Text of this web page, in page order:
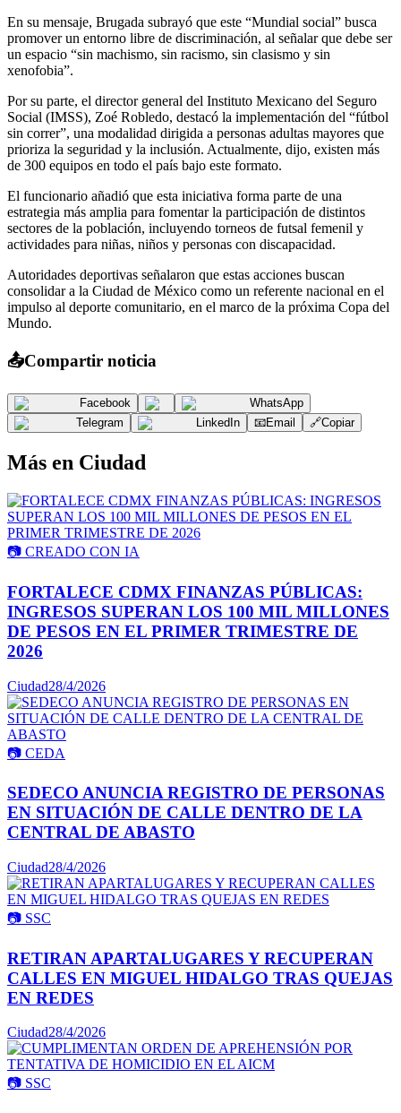
En su mensaje, Brugada subrayó que este “Mundial social” busca
promover un entorno libre de discriminación, al señalar que debe ser
un espacio “sin machismo, sin racismo, sin clasismo y sin
xenofobia”.
Por su parte, el director general del Instituto Mexicano del Seguro
Social (IMSS), Zoé Robledo, destacó la implementación del “fútbol
sin correr”, una modalidad dirigida a personas adultas mayores que
prioriza la seguridad y la inclusión. Actualmente, dijo, existen más
de 300 equipos en todo el país bajo este formato.
El funcionario añadió que esta iniciativa forma parte de una
estrategia más amplia para fomentar la participación de distintos
sectores de la población, incluyendo torneos de futsal femenil y
actividades para niñas, niños y personas con discapacidad.
Autoridades deportivas señalaron que estas acciones buscan
consolidar a la Ciudad de México como un referente nacional en el
impulso al deporte comunitario, en el marco de la próxima Copa del
Mundo.
📤Compartir noticia
Facebook
WhatsApp
Telegram
LinkedIn 📧Email 🔗Copiar
Más en Ciudad
📷 CREADO CON IA
FORTALECE CDMX FINANZAS PÚBLICAS:
INGRESOS SUPERAN LOS 100 MIL MILLONES
DE PESOS EN EL PRIMER TRIMESTRE DE
2026
Ciudad28/4/2026
📷 CEDA
SEDECO ANUNCIA REGISTRO DE PERSONAS
EN SITUACIÓN DE CALLE DENTRO DE LA
CENTRAL DE ABASTO
Ciudad28/4/2026
📷 SSC
RETIRAN APARTALUGARES Y RECUPERAN
CALLES EN MIGUEL HIDALGO TRAS QUEJAS
EN REDES
Ciudad28/4/2026
📷 SSC